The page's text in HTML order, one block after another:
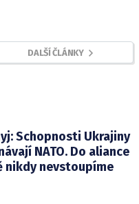
DALŠÍ ČLÁNKY
Schopnosti Ukrajiny
NATO. Do aliance
nikdy nevstoupíme